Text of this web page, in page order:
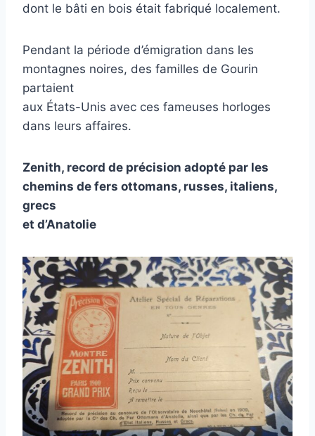
dont le bâti en bois était fabriqué localement.
Pendant la période d’émigration dans les
montagnes noires, des familles de Gourin
partaient
aux États-Unis avec ces fameuses horloges
dans leurs affaires.
Zenith, record de précision adopté par les
chemins de fers ottomans, russes, italiens,
grecs
et d’Anatolie